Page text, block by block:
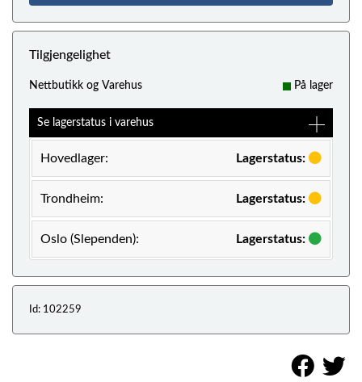
Tilgjengelighet
Nettbutikk og Varehus På lager
Se lagerstatus i varehus
Hovedlager: Lagerstatus:
Trondheim: Lagerstatus:
Oslo (Slependen): Lagerstatus:
Id: 102259